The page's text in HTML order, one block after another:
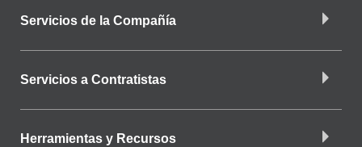
Servicios de la Compañía
Servicios a Contratistas
Herramientas y Recursos